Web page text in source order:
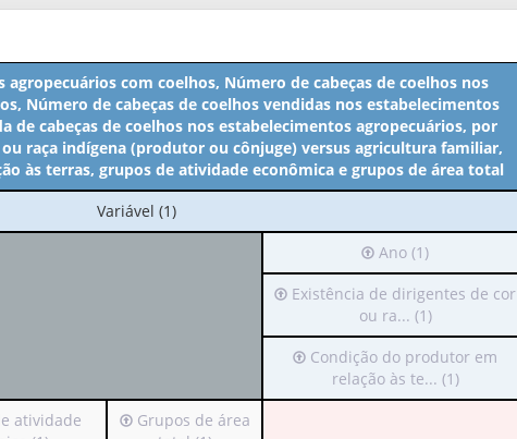
com coelhos, Número de cabeças de coelhos nos
Número de cabeças de coelhos vendidas nos estabelecimentos
de cabeças de coelhos nos estabelecimentos agropecuários, por
raça indígena (produtor ou cônjuge) versus agricultura familiar,
às terras, grupos de atividade econômica e grupos de área total
No
cabeçalho:
Variável (1)
Irá
para
o
cabeçalho
(possui
apenas
1
valor):
Ano (1)
Irá
o
cabeçalho
apenas
Existência de dirigentes de cor
ou ra... (1)
Irá
o
Condição do produtor em
relação às te... (1)
atividade
IráGrupos de área